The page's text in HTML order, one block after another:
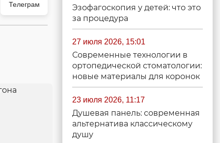
Телеграм
Эзофагоскопия у детей: что это
за процедура
27 июля 2026, 15:01
Современные технологии в
ортопедической стоматологии:
новые материалы для коронок
23 июля 2026, 11:17
Душевая панель: современная
альтернатива классическому
душу